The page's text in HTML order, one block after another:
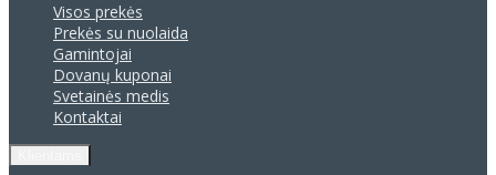
Visos prekės
Prekės su nuolaida
Gamintojai
Dovanų kuponai
Svetainės medis
Kontaktai